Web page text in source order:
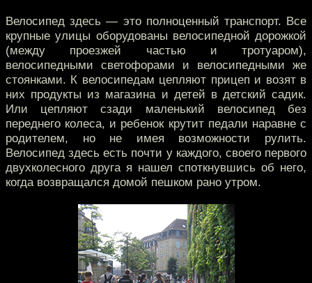
Велосипед здесь — это полноценный транспорт. Все
крупные улицы оборудованы велосипедной дорожкой
(между проезжей частью и тротуаром),
велосипедными светофорами и велосипедными же
стоянками. К велосипедам цепляют прицеп и возят в
них продукты из магазина и детей в детский садик.
Или цепляют сзади маленький велосипед без
переднего колеса, и ребенок крутит педали наравне с
родителем, но не имея возможности рулить.
Велосипед здесь есть почти у каждого, своего первого
двухколесного друга я нашел споткнувшись об него,
когда возвращался домой пешком рано утром.